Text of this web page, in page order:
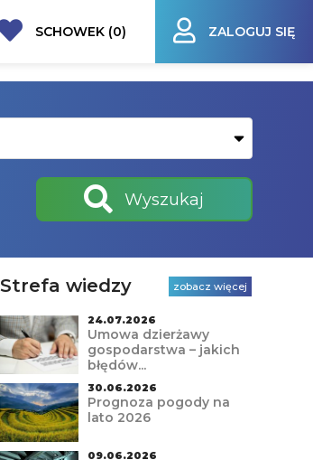
SCHOWEK (0) ZALOGUJ SIĘ
Wyszukaj
Strefa wiedzy zobacz więcej
24.07.2026
Umowa dzierżawy
gospodarstwa – jakich
błędów...
30.06.2026
Prognoza pogody na
lato 2026
09.06.2026